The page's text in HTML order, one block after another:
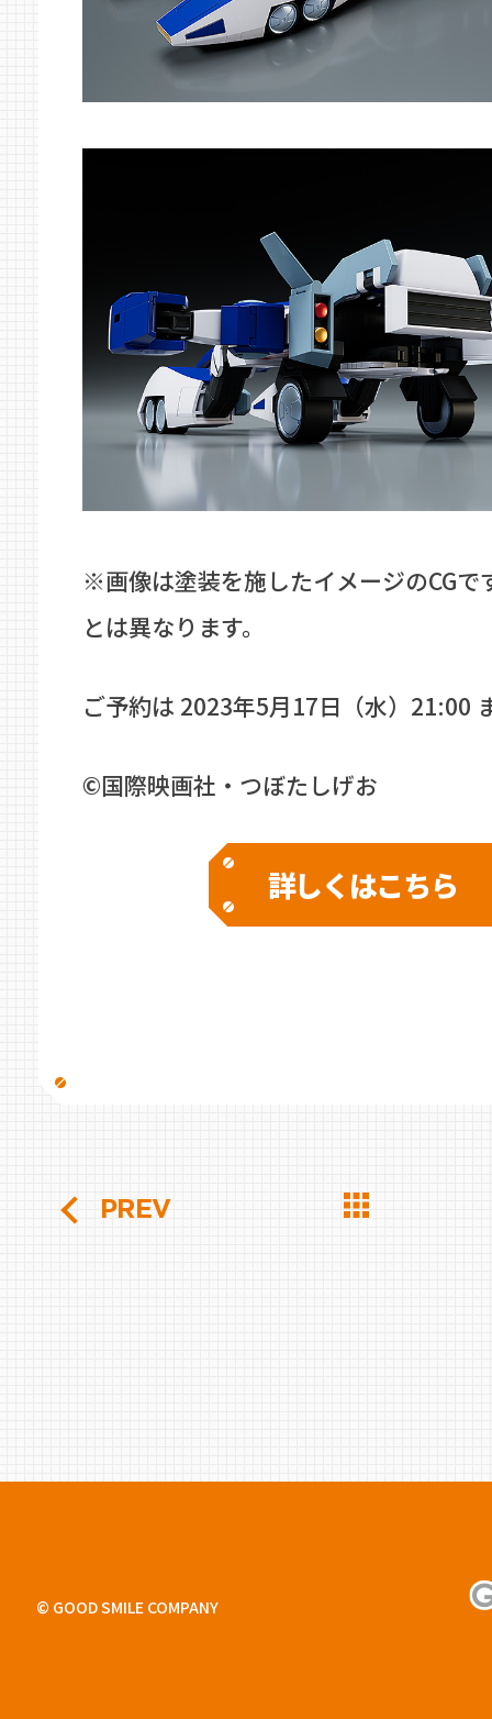
※画像は塗装を施したイメージのCGで
とは異なります。
ご予約は 2023年5月17日（水）21:00
©国際映画社・つぼたしげお
詳しくはこちら
PREV
© GOOD SMILE COMPANY